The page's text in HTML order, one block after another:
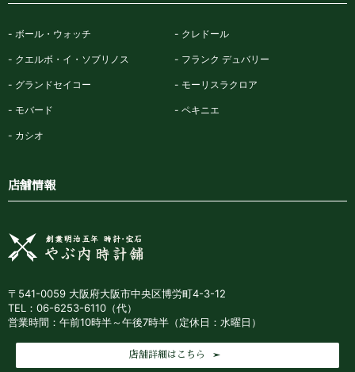
ボール・ウォッチ クレドール
クエルボ・イ・ソブリノス フランク デュバリー
グランドセイコー モーリスラクロア
モバード ペキニエ
カシオ
店舗情報
〒541-0059 大阪府大阪市中央区博労町4-3-12
TEL：06-6253-6110（代）
営業時間：午前10時半～午後7時半（定休日：水曜日）
店舗詳細はこちら